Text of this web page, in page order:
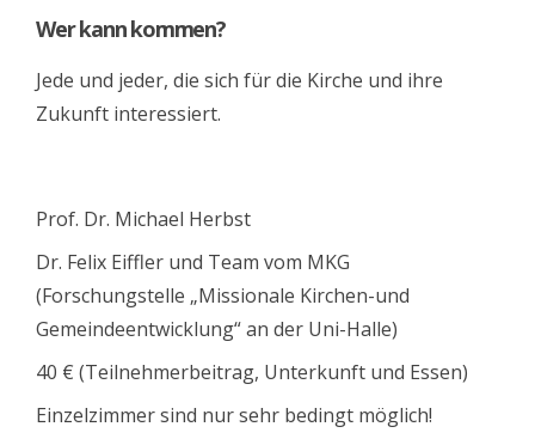
Wer kann kommen?
Jede und jeder, die sich für die Kirche und ihre
Zukunft interessiert.
Prof. Dr. Michael Herbst
Dr. Felix Eiffler und Team vom MKG
(Forschungstelle „Missionale Kirchen-und
Gemeindeentwicklung“ an der Uni-Halle)
40 € (Teilnehmerbeitrag, Unterkunft und Essen)
Einzelzimmer sind nur sehr bedingt möglich!